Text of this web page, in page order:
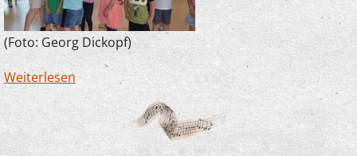
(Foto: Georg Dickopf)
Weiterlesenüber Der Plettenberger Bürgermeister zu
Besuch bei "U7-Ü70"